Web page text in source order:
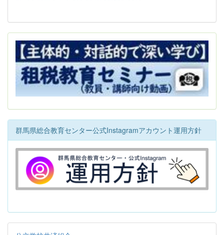
群馬県総合教育センター公式Instagramアカウント運用方針